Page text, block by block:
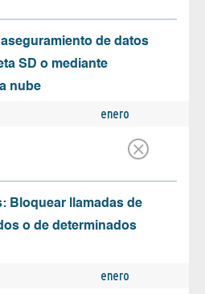
de datos
SD o mediante
nube
enero
Bloquear llamadas de
o de determinados
enero